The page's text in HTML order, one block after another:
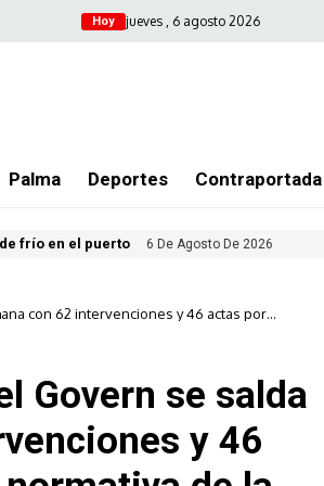
Hoy jueves , 6 agosto 2026
Palma Deportes Contraportada
frío en el puerto 6 De Agosto De 2026
con 62 intervenciones y 46 actas por
Govern se salda
y 46